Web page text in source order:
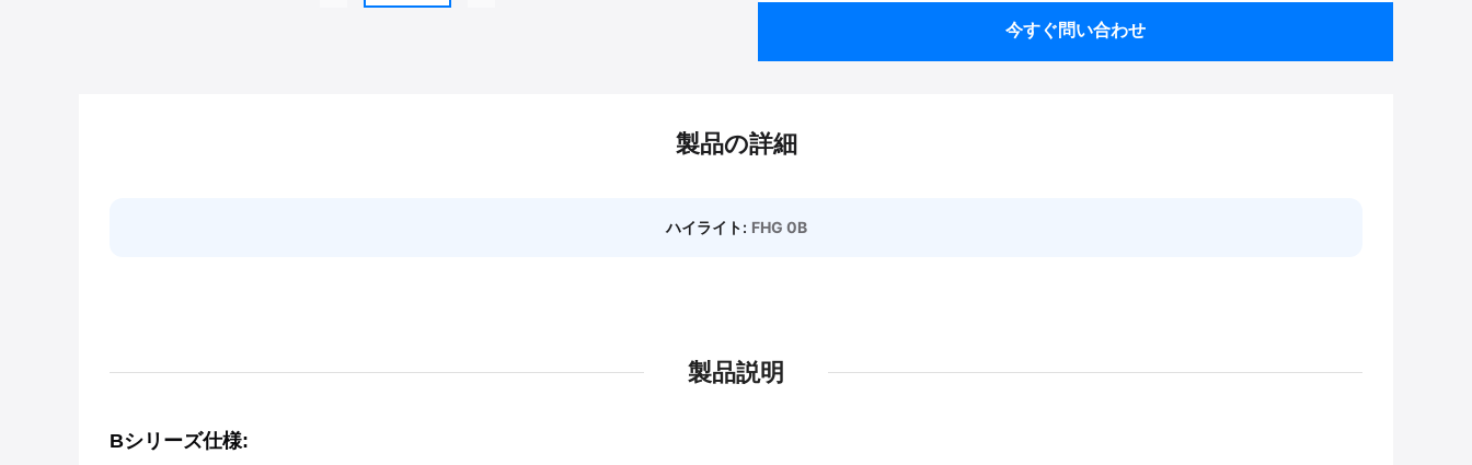
今すぐ問い合わせ
製品の詳細
ハイライト: FHG 0B
製品説明
Bシリーズ仕様: